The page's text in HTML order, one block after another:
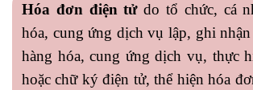
Hóa đơn điện tửdo tổ chức, cá
hóa, cung ứng dịch vụ lập, ghi
hàng hóa, cung ứng dịch vụ, thực
hoặc chữ ký điện tử, thể hiện hóa